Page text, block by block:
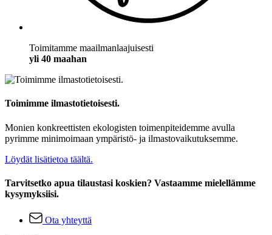
Toimitamme maailmanlaajuisesti
yli 40 maahan
Toimimme ilmastotietoisesti.
Monien konkreettisten ekologisten toimenpiteidemme avulla
pyrimme minimoimaan ympäristö- ja ilmastovaikutuksemme.
Löydät lisätietoa täältä.
Tarvitsetko apua tilaustasi koskien? Vastaamme mielellämme
kysymyksiisi.
Ota yhteyttä